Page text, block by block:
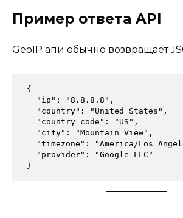
Пример ответа API
GeoIP апи обычно возвращает
{
  "ip": "8.8.8.8",
  "country": "United States",
  "country_code": "US",
  "city": "Mountain View",
"timezone": "America/
  "provider": "Google LLC"
}